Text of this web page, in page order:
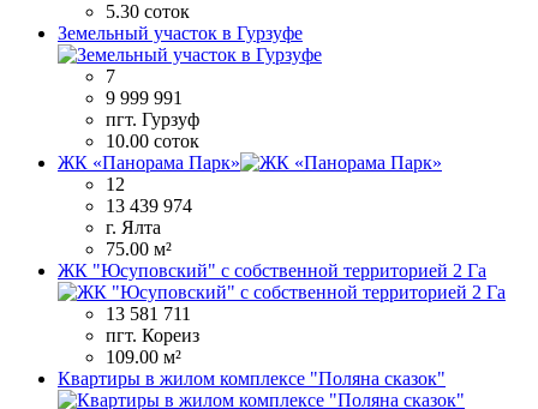
5.30 соток
Земельный участок в Гурзуфе
7
9 999 991
пгт. Гурзуф
10.00 соток
ЖК «Панорама Парк»
12
13 439 974
г. Ялта
75.00 м²
ЖК "Юсуповский" с собственной территорией 2 Га
13 581 711
пгт. Кореиз
109.00 м²
Квартиры в жилом комплексе "Поляна сказок"